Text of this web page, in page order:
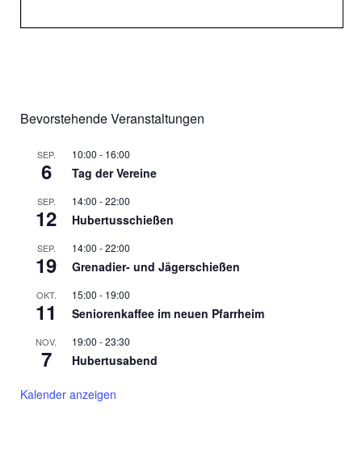
Bevorstehende Veranstaltungen
SEP.
6
10:00 - 16:00
Tag der Vereine
SEP.
12
14:00 -22:00
Hubertusschießen
SEP.
19
14:00 -22:00
Grenadier- und Jägerschießen
OKT.
11
15:00 - 19:00
Seniorenkaffee im neuen Pfarrheim
NOV.
7
19:00 -23:30
Hubertusabend
Kalender anzeigen